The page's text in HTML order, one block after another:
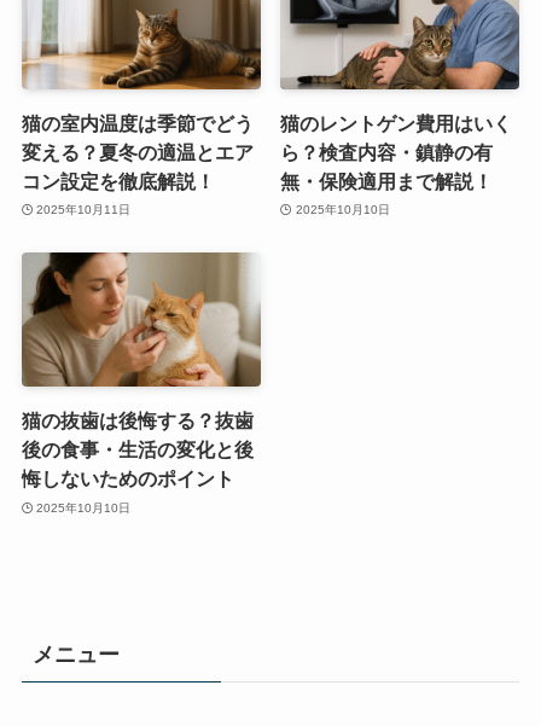
猫の室内温度は季節でどう
変える？夏冬の適温とエア
コン設定を徹底解説！
2025年10月11日
猫のレントゲン費用はいく
ら？検査内容・鎮静の有
無・保険適用まで解説！
2025年10月10日
猫の抜歯は後悔する？抜歯
後の食事・生活の変化と後
悔しないためのポイント
2025年10月10日
メニュー